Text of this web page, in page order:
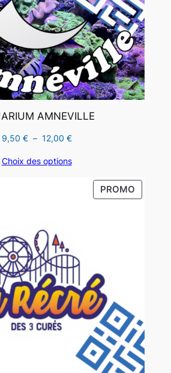
AMNEVILLE
9,50 € – 12,00 €Plage
prix :
9,50 €
Choix des options
PROMO
EN